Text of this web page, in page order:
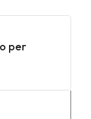
per